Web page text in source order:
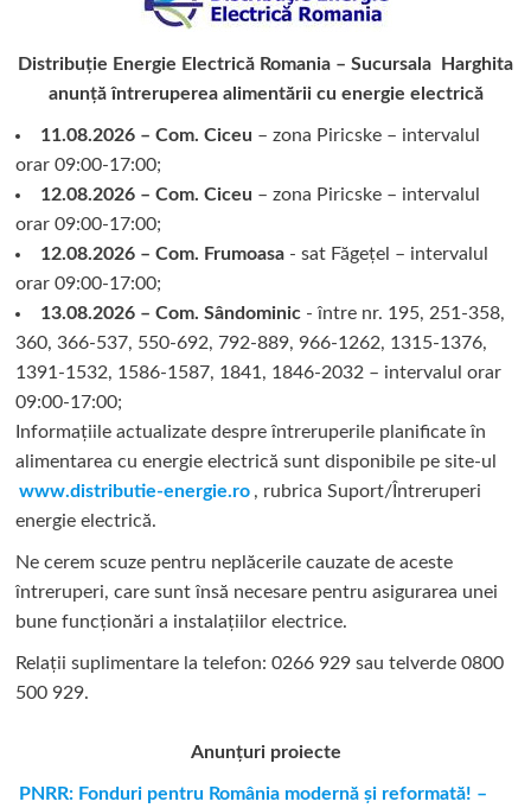
Distribuție Energie Electrică Romania – Sucursala Harghita
anunță întreruperea alimentării cu energie electrică
11.08.2026 – Com. Ciceu – zona Piricske – intervalul
orar 09:00-17:00;
12.08.2026 – Com. Ciceu – zona Piricske – intervalul
orar 09:00-17:00;
12.08.2026 – Com. Frumoasa- sat Făgețel – intervalul
orar 09:00-17:00;
13.08.2026 – Com. Sândominic- între nr. 195, 251-358,
360, 366-537, 550-692, 792-889, 966-1262, 1315-1376,
1391-1532, 1586-1587, 1841, 1846-2032 – intervalul orar
09:00-17:00;
Informațiile actualizate despre întreruperile planificate în
alimentarea cu energie electrică sunt disponibile pe site-ul
www.distributie-energie.ro , rubrica Suport/Întreruperi
energie electrică.
Ne cerem scuze pentru neplăcerile cauzate de aceste
întreruperi, care sunt însă necesare pentru asigurarea unei
bune funcționări a instalațiilor electrice.
Relații suplimentare la tel efon: 0266 929 sau telverde 0800
500 929.
Anunțuri proiecte
PNRR: Fonduri pentru România modernă şi reformată! –